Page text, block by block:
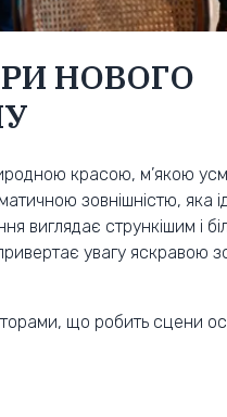
НОВОГО
красою, м’якою
зовнішністю, яка
виглядає стрункішим і
увагу яскравою
що робить сцени